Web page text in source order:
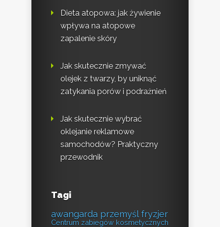
Dieta atopowa: jak żywienie
wpływa na atopowe
zapalenie skóry
Jak skutecznie zmywać
olejek z twarzy, by uniknąć
zatykania porów i podrażnień
Jak skutecznie wybrać
oklejanie reklamowe
samochodów? Praktyczny
przewodnik
Tagi
awangarda przemyśl fryzjer
Centrum zabiegów kosmetycznych